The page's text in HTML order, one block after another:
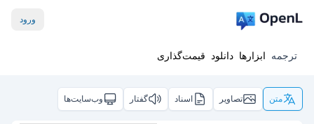
ورود
ترجمه ابزارها دانلود قیمت‌گذاری
متن تصاویر اسناد گفتار وب‌سایت‌ها